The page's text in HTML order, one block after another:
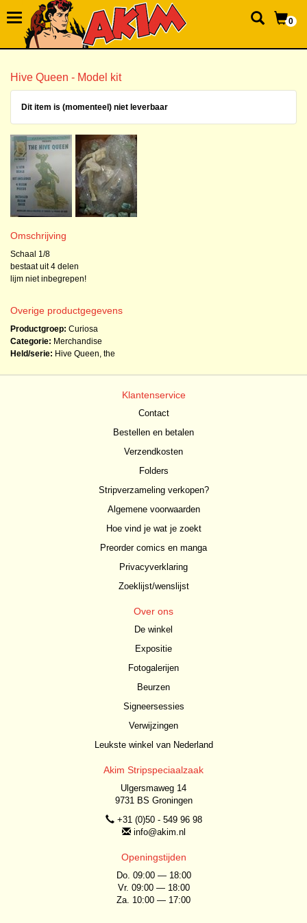
0
Hive Queen - Model kit
Dit item is (momenteel) niet leverbaar
Omschrijving
Schaal 1/8
bestaat uit 4 delen
lijm niet inbegrepen!
Overige productgegevens
Productgroep: Curiosa
Categorie: Merchandise
Held/serie: Hive Queen, the
Klantenservice
Contact
Bestellen en betalen
Verzendkosten
Folders
Stripverzameling verkopen?
Algemene voorwaarden
Hoe vind je wat je zoekt
Preorder comics en manga
Privacyverklaring
Zoeklijst/wenslijst
Over ons
De winkel
Expositie
Fotogalerijen
Beurzen
Signeersessies
Verwijzingen
Leukste winkel van Nederland
Akim Stripspeciaalzaak
Ulgersmaweg 14
9731 BS Groningen
+31 (0)50 - 549 96 98
info@akim.nl
Openingstijden
Do. 09:00 — 18:00
Vr. 09:00 — 18:00
Za. 10:00 — 17:00